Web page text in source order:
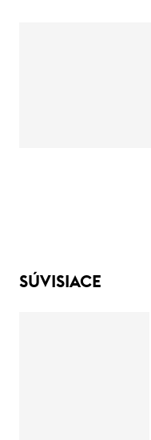
SÚVISIACE